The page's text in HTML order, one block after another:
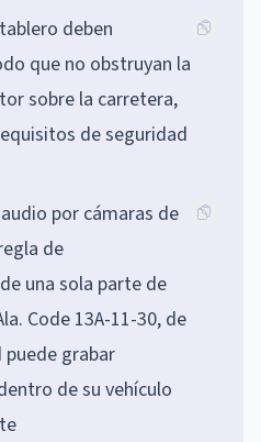
deben
que no obstruyan la
sobre la carretera,
de seguridad
por cámaras de
de
una sola parte de
Code 13A-11-30, de
grabar
de su vehículo